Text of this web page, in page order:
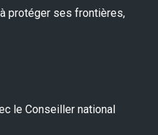
protéger ses frontières,
le Conseiller national